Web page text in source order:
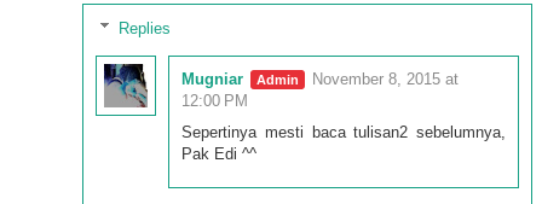
Replies
Mugniar
November 8, 2015 at
12:00 PM
Sepertinya mesti baca tulisan2 sebelumnya,
Pak Edi ^^